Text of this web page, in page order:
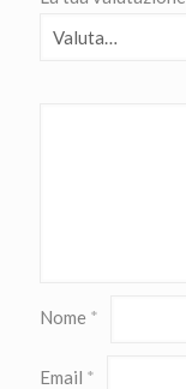
Nome *
Email *